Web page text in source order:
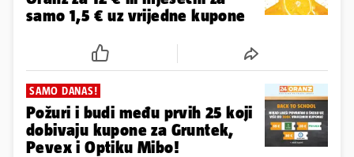
samo 1,5 € uz vrijedne kupone
SAMO DANAS!
Požuri i budi među prvih 25 koji
dobivaju kupone za Gruntek,
Pevex i Optiku Mibo!